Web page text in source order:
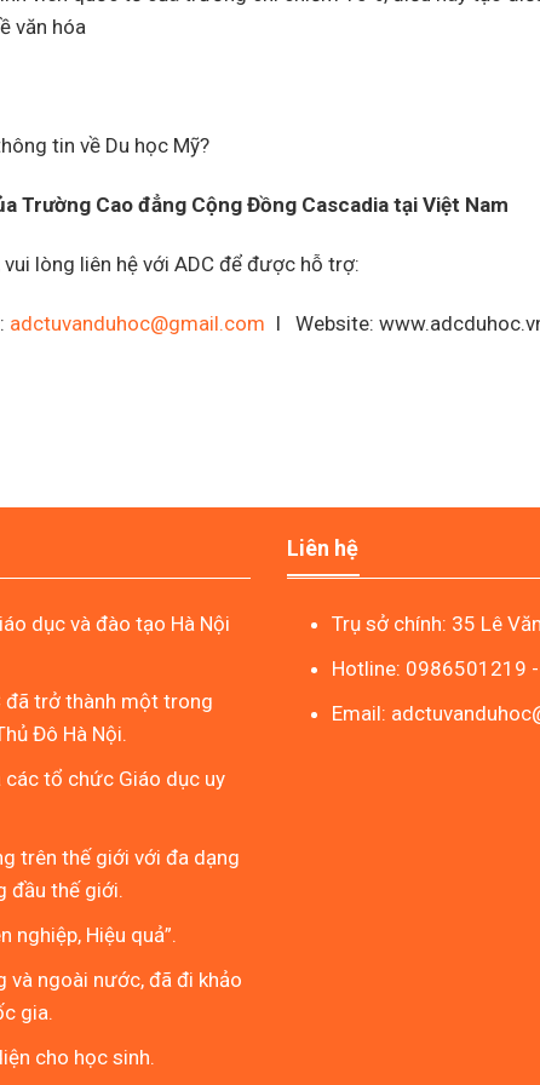
văn hóa
tin về Du học Mỹ?
Trường Cao đẳng Cộng Đồng Cascadia tại Việt Nam
lòng liên hệ với ADC để được hỗ trợ:
adctuvanduhoc@gmail.com I Website:
dục và đào tạo Hà Nội
đã trở thành một trong
Đô Hà Nội.
các tổ chức Giáo dục uy
trên thế giới với đa dạng
đầu thế giới.
nghiệp, Hiệu quả”.
ngoài nước, đã đi khảo
gia.
cho học sinh.
Liên hệ
Trụ sở chính: 35 Lê
Hotline: 0986501219
Email: